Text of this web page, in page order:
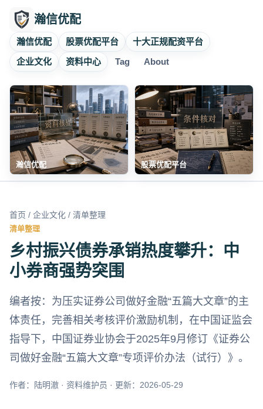
瀚信优配
瀚信优配 股票优配平台
十大正规配资平台
企业文化
资料中心 Tag About
瀚信优配 股票优配平台
首页 / 企业文化 / 清单整理
清单整理
乡村振兴债券承销热度攀升：中
小券商强势突围
编者按：为压实证券公司做好金融“五篇大文章”的主
体责任，完善相关考核评价激励机制，在中国证监会
指导下，中国证券业协会于2025年9月修订《证券公
司做好金融“五篇大文章”专项评价办法（试行）》。
作者：陆明澈 · 资料维护员 · 更新：2026-05-29